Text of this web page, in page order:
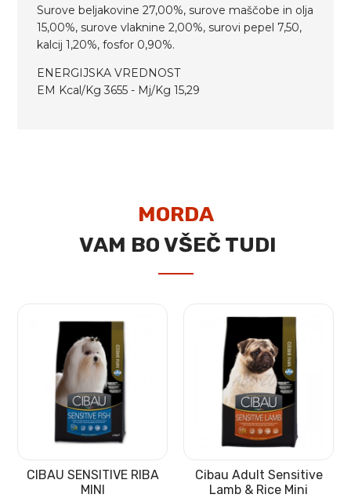
Surove beljakovine 27,00%, surove maščobe in olja
15,00%, surove vlaknine 2,00%, surovi pepel 7,50,
kalcij 1,20%, fosfor 0,90%.
ENERGIJSKA VREDNOST
EM Kcal/Kg 3655 - Mj/Kg 15,29
MORDA
VAM BO VŠEČ TUDI
CIBAU SENSITIVE RIBA
MINI
Cibau Adult Sensitive
Lamb & Rice Mini